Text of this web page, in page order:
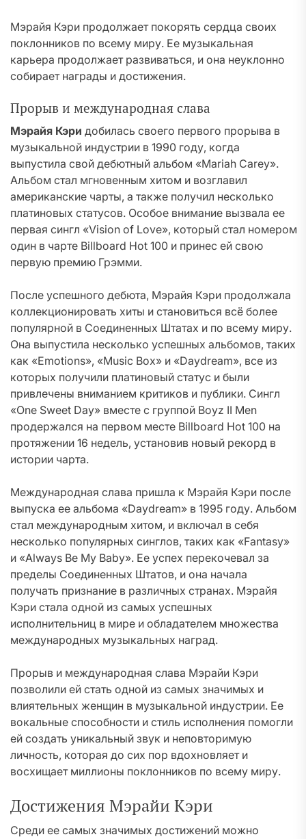
Мэрайя Кэри продолжает покорять сердца своих
поклонников по всему миру. Ее музыкальная
карьера продолжает развиваться, и она неуклонно
собирает награды и достижения.
Прорыв и международная слава
Мэрайя Кэри добилась своего первого прорыва в
музыкальной индустрии в 1990 году, когда
выпустила свой дебютный альбом «Mariah Carey».
Альбом стал мгновенным хитом и возглавил
американские чарты, а также получил несколько
платиновых статусов. Особое внимание вызвала ее
первая сингл «Vision of Love», который стал номером
один в чарте Billboard Hot 100 и принес ей свою
первую премию Грэмми.
После успешного дебюта, Мэрайя Кэри продолжала
коллекционировать хиты и становиться всё более
популярной в Соединенных Штатах и по всему миру.
Она выпустила несколько успешных альбомов, таких
как «Emotions», «Music Box» и «Daydream», все из
которых получили платиновый статус и были
привлечены вниманием критиков и публики. Сингл
«One Sweet Day» вместе с группой Boyz II Men
продержался на первом месте Billboard Hot 100 на
протяжении 16 недель, установив новый рекорд в
истории чарта.
Международная слава пришла к Мэрайя Кэри после
выпуска ее альбома «Daydream» в 1995 году. Альбом
стал международным хитом, и включал в себя
несколько популярных синглов, таких как «Fantasy»
и «Always Be My Baby». Ее успех перекочевал за
пределы Соединенных Штатов, и она начала
получать признание в различных странах. Мэрайя
Кэри стала одной из самых успешных
исполнительниц в мире и обладателем множества
международных музыкальных наград.
Прорыв и международная слава Мэрайи Кэри
позволили ей стать одной из самых значимых и
влиятельных женщин в музыкальной индустрии. Ее
вокальные способности и стиль исполнения помогли
ей создать уникальный звук и неповторимую
личность, которая до сих пор вдохновляет и
восхищает миллионы поклонников по всему миру.
Достижения Мэрайи Кэри
Среди ее самых значимых достижений можно